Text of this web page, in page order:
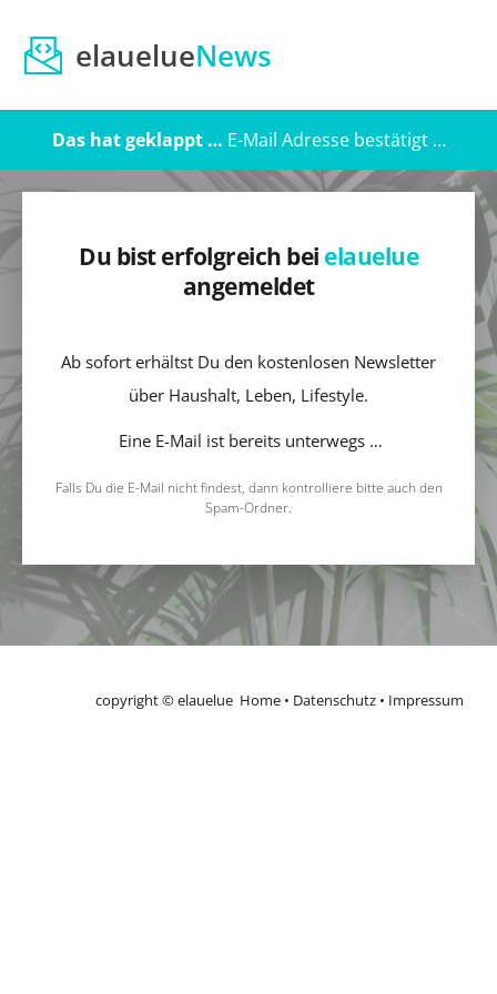
elauelueNews
Das hat geklappt … E-Mail Adresse bestätigt …
Du bist erfolgreich bei elauelue
angemeldet
Ab sofort erhältst Du den kostenlosen Newsletter
über Haushalt, Leben, Lifestyle.
Eine E-Mail ist bereits unterwegs …
Falls Du die E-Mail nicht findest, dann kontrolliere bitte auch den
Spam-Ordner.
copyright ©elauelue Home • Datenschutz • Impressum